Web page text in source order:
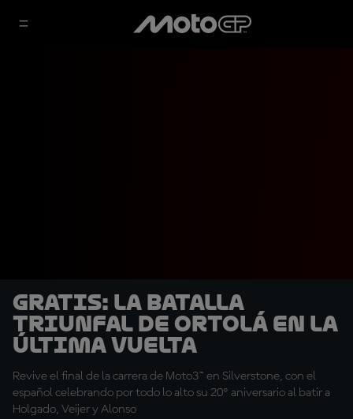
GRATIS: La batalla
triunfal de Ortolá en la
última vuelta
Revive el final de la carrera de Moto3™ en Silverstone, con el
español celebrando por todo lo alto su 20º aniversario al batir a
Holgado, Veijer y Alonso